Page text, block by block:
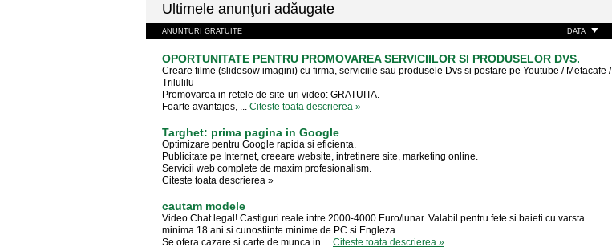
Ultimele anunţuri adăugate
ANUNTURI GRATUITE DATA
OPORTUNITATE PENTRU PROMOVAREA SERVICIILOR SI PRODUSELOR DVS.
Creare filme (slidesow imagini) cu firma, serviciile sau produsele Dvs si postare pe Youtube / Metacafe /
Trilulilu
Promovarea in retele de site-uri video: GRATUITA.
Foarte avantajos, ... Citeste toata descrierea »
Targhet: prima pagina in Google
Optimizare pentru Google rapida si eficienta.
Publicitate pe Internet, creeare website, intretinere site, marketing online.
Servicii web complete de maxim profesionalism.
Citeste toata descrierea »
cautam modele
Video Chat legal! Castiguri reale intre 2000-4000 Euro/lunar. Valabil pentru fete si baieti cu varsta
minima 18 ani si cunostiinte minime de PC si Engleza.
Se ofera cazare si carte de munca in ... Citeste toata descrierea »